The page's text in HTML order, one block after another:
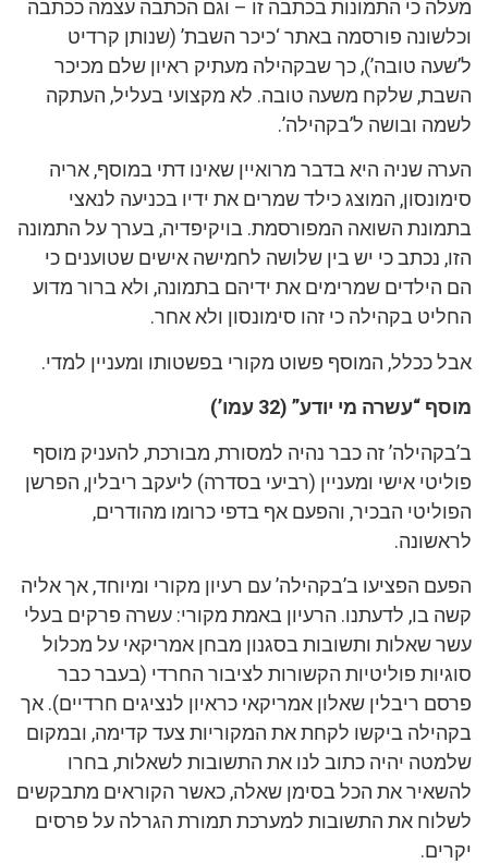
מעלה כי התמונות בכתבה זו – וגם הכתבה עצמה ככתבה
וכלשונה פורסמה באתר ‘כיכר השבת’ (שנותן קרדיט
ל’שעה טובה’), כך שבקהילה מעתיק ראיון שלם מכיכר
השבת, שלקח משעה טובה. לא מקצועי בעליל, העתקה
לשמה ובושה ל’בקהילה’.
הערה שניה היא בדבר מרואיין שאינו דתי במוסף, אריה
סימונסון, המוצג כילד שמרים את ידיו בכניעה לנאצי
בתמונת השואה המפורסמת. בויקיפדיה, בערך על התמונה
הזו, נכתב כי יש בין שלושה לחמישה אישים שטוענים כי
הם הילדים שמרימים את ידיהם בתמונה, ולא ברור מדוע
החליט בקהילה כי זהו סימונסון ולא אחר.
אבל ככלל, המוסף פשוט מקורי בפשטותו ומעניין למדי.
מוסף “עשרה מי יודע” (32 עמו’)
ב’בקהילה’ זה כבר נהיה למסורת, מבורכת, להעניק מוסף
פוליטי אישי ומעניין (רביעי בסדרה) ליעקב ריבלין, הפרשן
הפוליטי הבכיר, והפעם אף בדפי כרומו מהודרים,
לראשונה.
הפעם הפציעו ב’בקהילה’ עם רעיון מקורי ומיוחד, אך אליה
קשה בו, לדעתנו. הרעיון באמת מקורי: עשרה פרקים בעלי
עשר שאלות ותשובות בסגנון מבחן אמריקאי על מכלול
סוגיות פוליטיות הקשורות לציבור החרדי (בעבר כבר
פרסם ריבלין שאלון אמריקאי כראיון לנציגים חרדיים). אך
בקהילה ביקשו לקחת את המקוריות צעד קדימה, ובמקום
שלמטה יהיה כתוב לנו את התשובות לשאלות, בחרו
להשאיר את הכל בסימן שאלה, כאשר הקוראים מתבקשים
לשלוח את התשובות למערכת תמורת הגרלה על פרסים
יקרים.